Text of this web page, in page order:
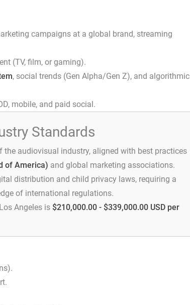
campaigns at a global brand, streaming
(TV, film, or gaming).
, social trends (Gen Alpha/Gen Z), and algorithmic
mobile, and paid social.
Standards
audiovisual industry, aligned with best practices
of America) and global marketing associations.
distribution and child privacy laws, requiring a
of international regulations.
Angeles is $210,000.00 - $339,000.00 USD per